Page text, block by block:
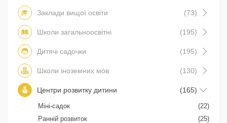
Заклади вищої освіти (73)
Школи загальноосвітні (195)
Дитячі садочки (195)
Школи іноземних мов (130)
Центри розвитку дитини (165)
Міні-садок
(22)
Ранній розвиток
(25)